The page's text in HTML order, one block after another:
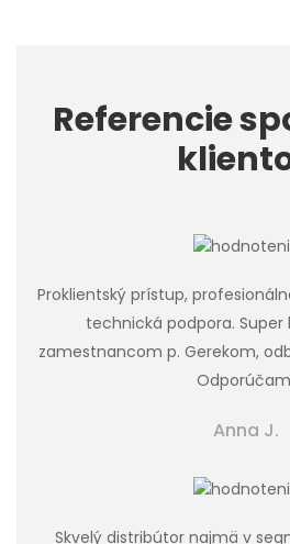
Referencie
Proklientský prístup,
technická podpora. Super
zamestnancom p. Gerekom,
Anna J.
Skvelý distribútor najmä v